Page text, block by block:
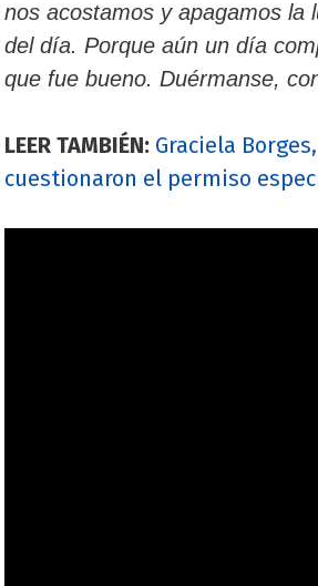
nos acostamos y apagamos la
del día. Porque aún un día
que fue bueno. Duérmanse,
LEER TAMBIÉN: Graciela
cuestionaron el permiso